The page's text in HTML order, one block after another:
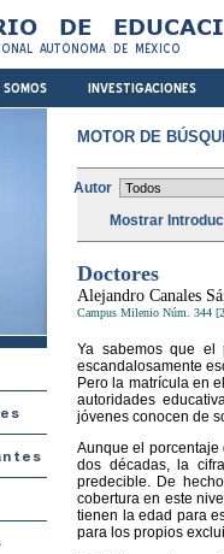
MOTOR DE
Autor
Mostrar
Doctores
Alejandro Canales
Campus Milenio Núm. 344
Ya sabemos que el
escandalosamente
Pero la matrícula en
autoridades
jóvenes conocen de
Aunque el
dos décadas, la
predecible. De
cobertura en este
tienen la edad para
para los propios